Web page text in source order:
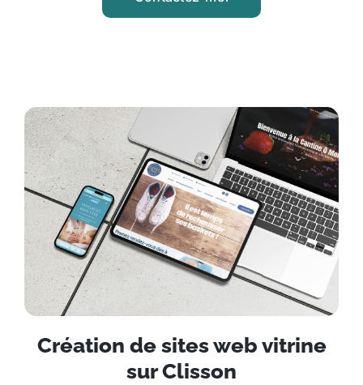
Création de sites web vitrine
sur Clisson